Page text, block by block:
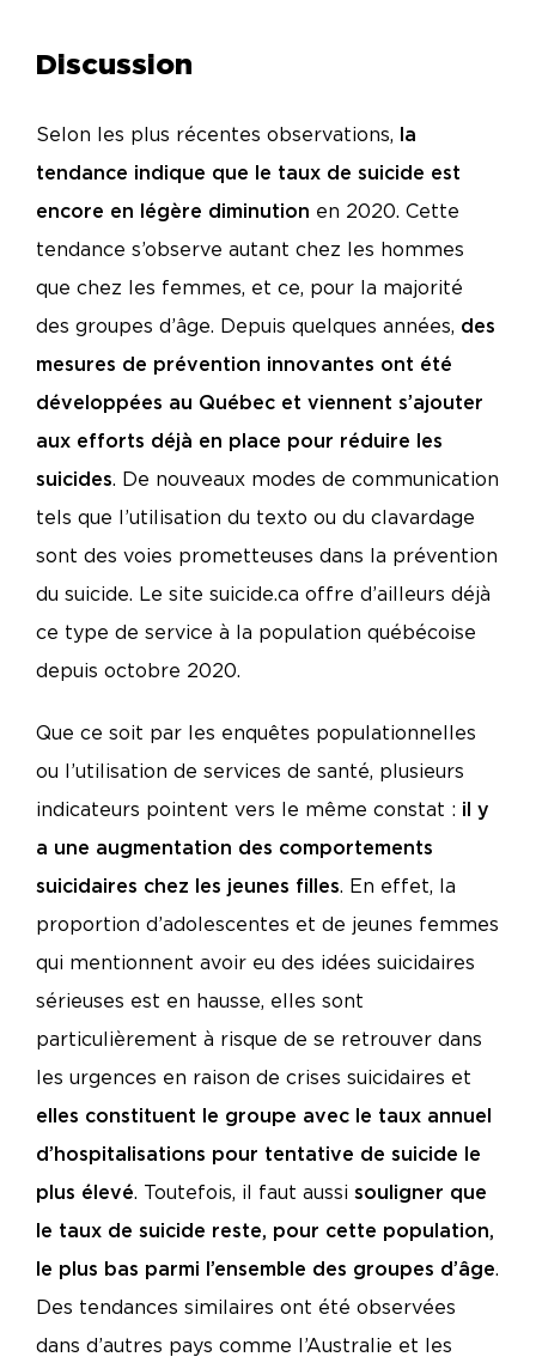
Discussion
Selon les plus récentes observations, la
tendance indique que le taux de suicide est
encore en légère diminution en 2020. Cette
tendance s’observe autant chez les hommes
que chez les femmes, et ce, pour la majorité
des groupes d’âge. Depuis quelques années, des
mesures de prévention innovantes ont été
développées au Québec et viennent s’ajouter
aux efforts déjà en place pour réduire les
suicides. De nouveaux modes de communication
tels que l’utilisation du texto ou du clavardage
sont des voies prometteuses dans la prévention
du suicide. Le site suicide.ca offre d’ailleurs déjà
ce type de service à la population québécoise
depuis octobre 2020.
Que ce soit par les enquêtes populationnelles
ou l’utilisation de services de santé, plusieurs
indicateurs pointent vers le même constat : il y
a une augmentation des comportements
suicidaires chez les jeunes filles. En effet, la
proportion d’adolescentes et de jeunes femmes
qui mentionnent avoir eu des idées suicidaires
sérieuses est en hausse, elles sont
particulièrement à risque de se retrouver dans
les urgences en raison de crises suicidaires et
elles constituent le groupe avec le taux annuel
d’hospitalisations pour tentative de suicide le
plus élevé. Toutefois, il faut aussi souligner que
le taux de suicide reste, pour cette population,
le plus bas parmi l’ensemble des groupes d’âge.
Des tendances similaires ont été observées
dans d’autres pays comme l’Australie et les